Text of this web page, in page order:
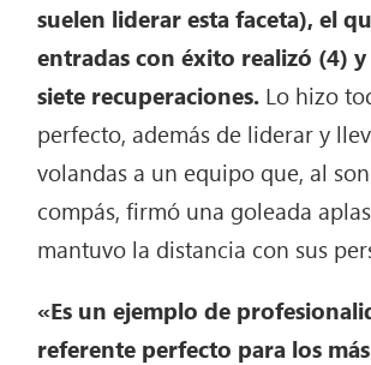
suelen liderar esta faceta), el
entradas con éxito realizó (4)
siete recuperaciones. Lo hizo
perfecto, además de liderar y
volandas a un equipo que, al
compás, firmó una goleada
mantuvo la distancia con sus
«Es un ejemplo de
referente perfecto para los